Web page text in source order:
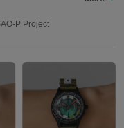
場する＜アリシゼーショ
』コラボの腕時計やシ
ースやアウターなど…『ソ
アイテムをご紹介いたし
P Project